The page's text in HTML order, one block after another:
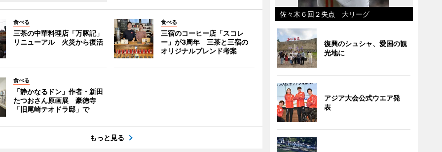
食べる
三茶の中華料理店「万豚記」
リニューアル 火災から復活
食べる
三宿のコーヒー店「スコレ
ー」が3周年 三茶と三宿の
オリジナルブレンド考案
食べる
「静かなるドン」作者・新田
たつおさん原画展 豪徳寺
「旧尾崎テオドラ邸」で
もっと見る
佐々木６回２失点 大リーグ
復興のシュシャ、愛国の観
光地に
アジア大会公式ウエア発
表